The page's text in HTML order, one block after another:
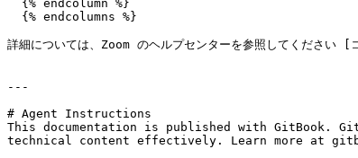
詳細については、Zoom のヘルプセンターを参照してく
---
# Agent Instructions
This documentation is published with GitBook.
technical content effectively. Learn more at